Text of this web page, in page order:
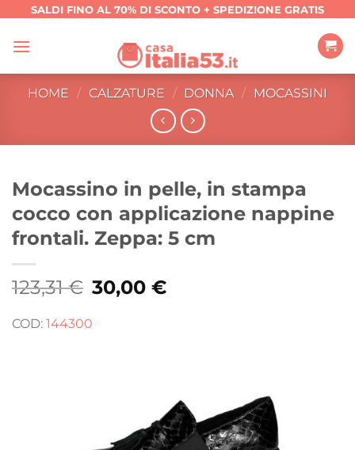
contenuti
SALDI FINO AL 70% DI SCONTO + SPEDIZIONE GRATIS
HOME / CALZATURE / DONNA / MOCASSINI
Mocassino in pelle, in stampa
cocco con applicazione nappine
frontali. Zeppa: 5 cm
123,31€ Il
prezzo
era:
30,00€Il
prezzo
COD: 144300